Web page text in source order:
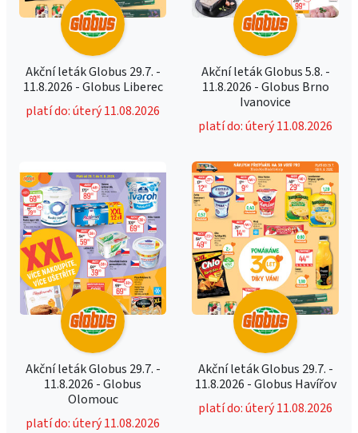
Akční leták Globus 29.7. -
11.8.2026 - Globus Liberec
platí do: úterý 11.08.2026
Akční leták Globus 5.8. -
11.8.2026 - Globus Brno
Ivanovice
platí do: úterý 11.08.2026
Akční leták Globus 29.7. -
11.8.2026 - Globus
Olomouc
platí do: úterý 11.08.2026
Akční leták Globus 29.7. -
11.8.2026 - Globus Havířov
platí do: úterý 11.08.2026